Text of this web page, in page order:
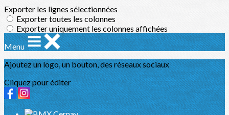
Exporter les lignes sélectionnées
Exporter toutes les colonnes
Exporter uniquement les colonnes affichées
Menu
Ajoutez un logo, un bouton, des réseaux sociaux
Cliquez pour éditer